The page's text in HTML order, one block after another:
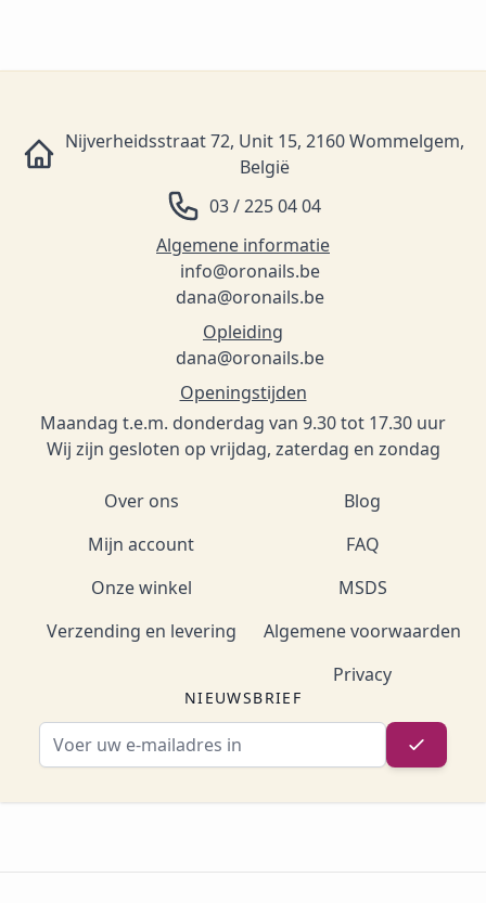
Nijverheidsstraat 72, Unit 15, 2160 Wommelgem,
België
03 / 225 04 04
Algemene informatie
info@oronails.be
dana@oronails.be
Opleiding
dana@oronails.be
Openingstijden
Maandag t.e.m. donderdag van 9.30 tot 17.30 uur
Wij zijn gesloten op vrijdag, zaterdag en zondag
Over ons
Mijn account
Onze winkel
Verzending en levering
Blog
FAQ
MSDS
Algemene voorwaarden
Privacy
NIEUWSBRIEF